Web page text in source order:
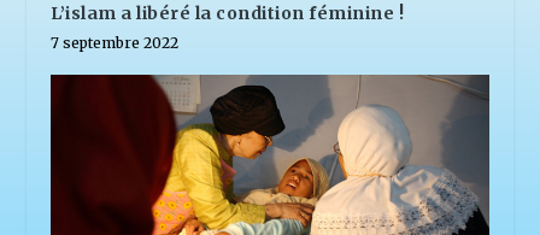
L’islam a libéré la condition féminine !
7 septembre 2022